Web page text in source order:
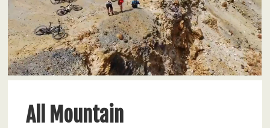
All Mountain